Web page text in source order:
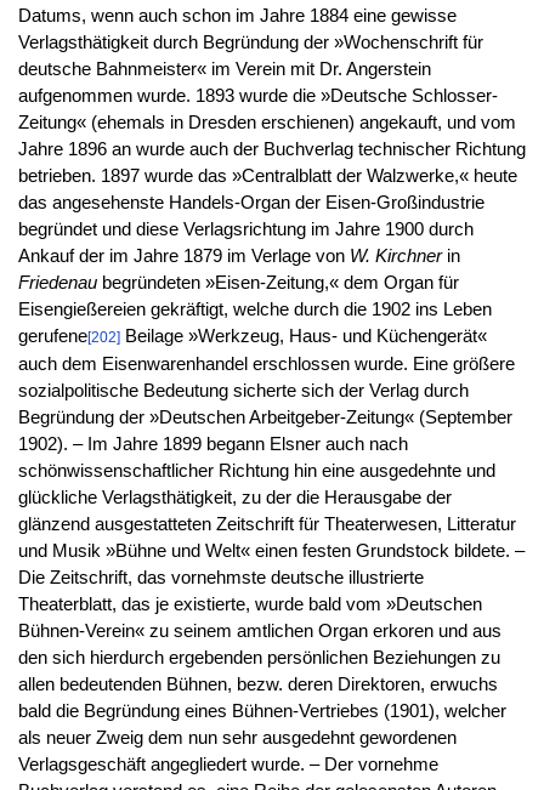
Datums, wenn auch schon im Jahre 1884 eine gewisse
Verlagsthätigkeit durch Begründung der »Wochenschrift für
deutsche Bahnmeister« im Verein mit Dr. Angerstein
aufgenommen wurde. 1893 wurde die »Deutsche Schlosser-
Zeitung« (ehemals in Dresden erschienen) angekauft, und vom
Jahre 1896 an wurde auch der Buchverlag technischer Richtung
betrieben. 1897 wurde das »Centralblatt der Walzwerke,« heute
das angesehenste Handels-Organ der Eisen-Großindustrie
begründet und diese Verlagsrichtung im Jahre 1900 durch
Ankauf der im Jahre 1879 im Verlage von W. Kirchnerin
Friedenaubegründeten »Eisen-Zeitung,« dem Organ für
Eisengießereien gekräftigt, welche durch die 1902 ins Leben
gerufene[202]Beilage »Werkzeug, Haus- und Küchengerät«
auch dem Eisenwarenhandel erschlossen wurde. Eine größere
sozialpolitische Bedeutung sicherte sich der Verlag durch
Begründung der »Deutschen Arbeitgeber-Zeitung« (September
1902). – Im Jahre 1899 begann Elsner auch nach
schönwissenschaftlicher Richtung hin eine ausgedehnte und
glückliche Verlagsthätigkeit, zu der die Herausgabe der
glänzend ausgestatteten Zeitschrift für Theaterwesen, Litteratur
und Musik »Bühne und Welt« einen festen Grundstock bildete. –
Die Zeitschrift, das vornehmste deutsche illustrierte
Theaterblatt, das je existierte, wurde bald vom »Deutschen
Bühnen-Verein« zu seinem amtlichen Organ erkoren und aus
den sich hierdurch ergebenden persönlichen Beziehungen zu
allen bedeutenden Bühnen, bezw. deren Direktoren, erwuchs
bald die Begründung eines Bühnen-Vertriebes (1901), welcher
als neuer Zweig dem nun sehr ausgedehnt gewordenen
Verlagsgeschäft angegliedert wurde. – Der vornehme